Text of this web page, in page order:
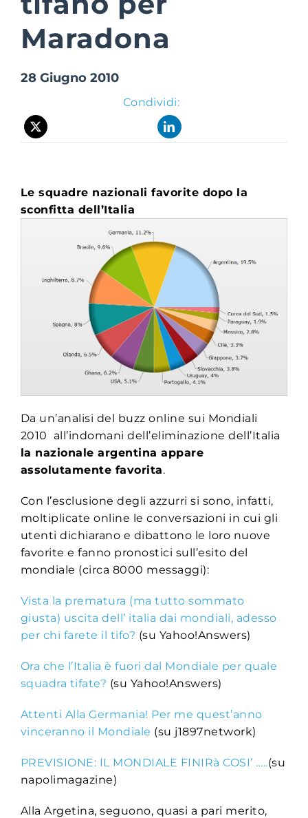
Suite Login
Maradona
28 Giugno 2010
Condividi:
Le squadre nazionali favorite dopo la
sconfitta dell’Italia
Da un’analisi del buzz online sui Mondiali
2010 all’indomani dell’eliminazione dell’Italia
la nazionale argentina appare
assolutamente favorita.
Con l’esclusione degli azzurri si sono, infatti,
moltiplicate online le conversazioni in cui gli
utenti dichiarano e dibattono le loro nuove
favorite e fanno pronostici sull’esito del
mondiale (circa 8000 messaggi):
Vista la prematura (ma tutto sommato
giusta) uscita dell’ italia dai mondiali, adesso
per chi farete il tifo? (su Yahoo!Answers)
Ora che l’Italia è fuori dal Mondiale per quale
squadra tifate? (su Yahoo!Answers)
Attenti Alla Germania! Per me quest’anno
vinceranno il Mondiale (su j1897network)
PREVISIONE: IL MONDIALE FINIRà COSI’ …..(su
napolimagazine)
Alla Argetina, seguono, quasi a pari merito,